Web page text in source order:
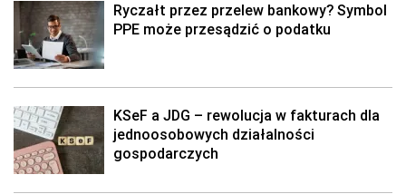
Ryczałt przez przelew bankowy? Symbol
PPE może przesądzić o podatku
KSeF a JDG – rewolucja w fakturach dla
jednoosobowych działalności
gospodarczych